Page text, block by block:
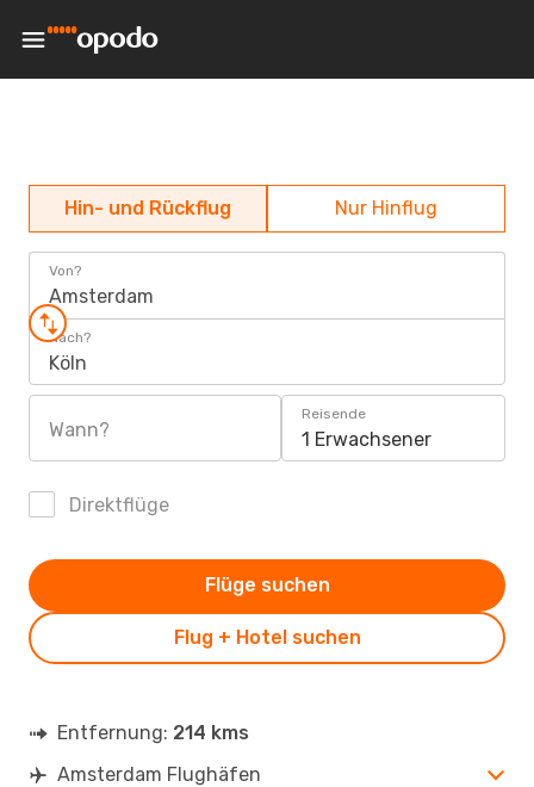
Hin- und Rückflug Nur Hinflug
Von?
Amsterdam
Nach?
Köln
Wann?
Reisende
1 Erwachsener
Direktflüge
Flug + Hotel suchen
Flüge suchen
Entfernung: 214 kms
Amsterdam Flughäfen